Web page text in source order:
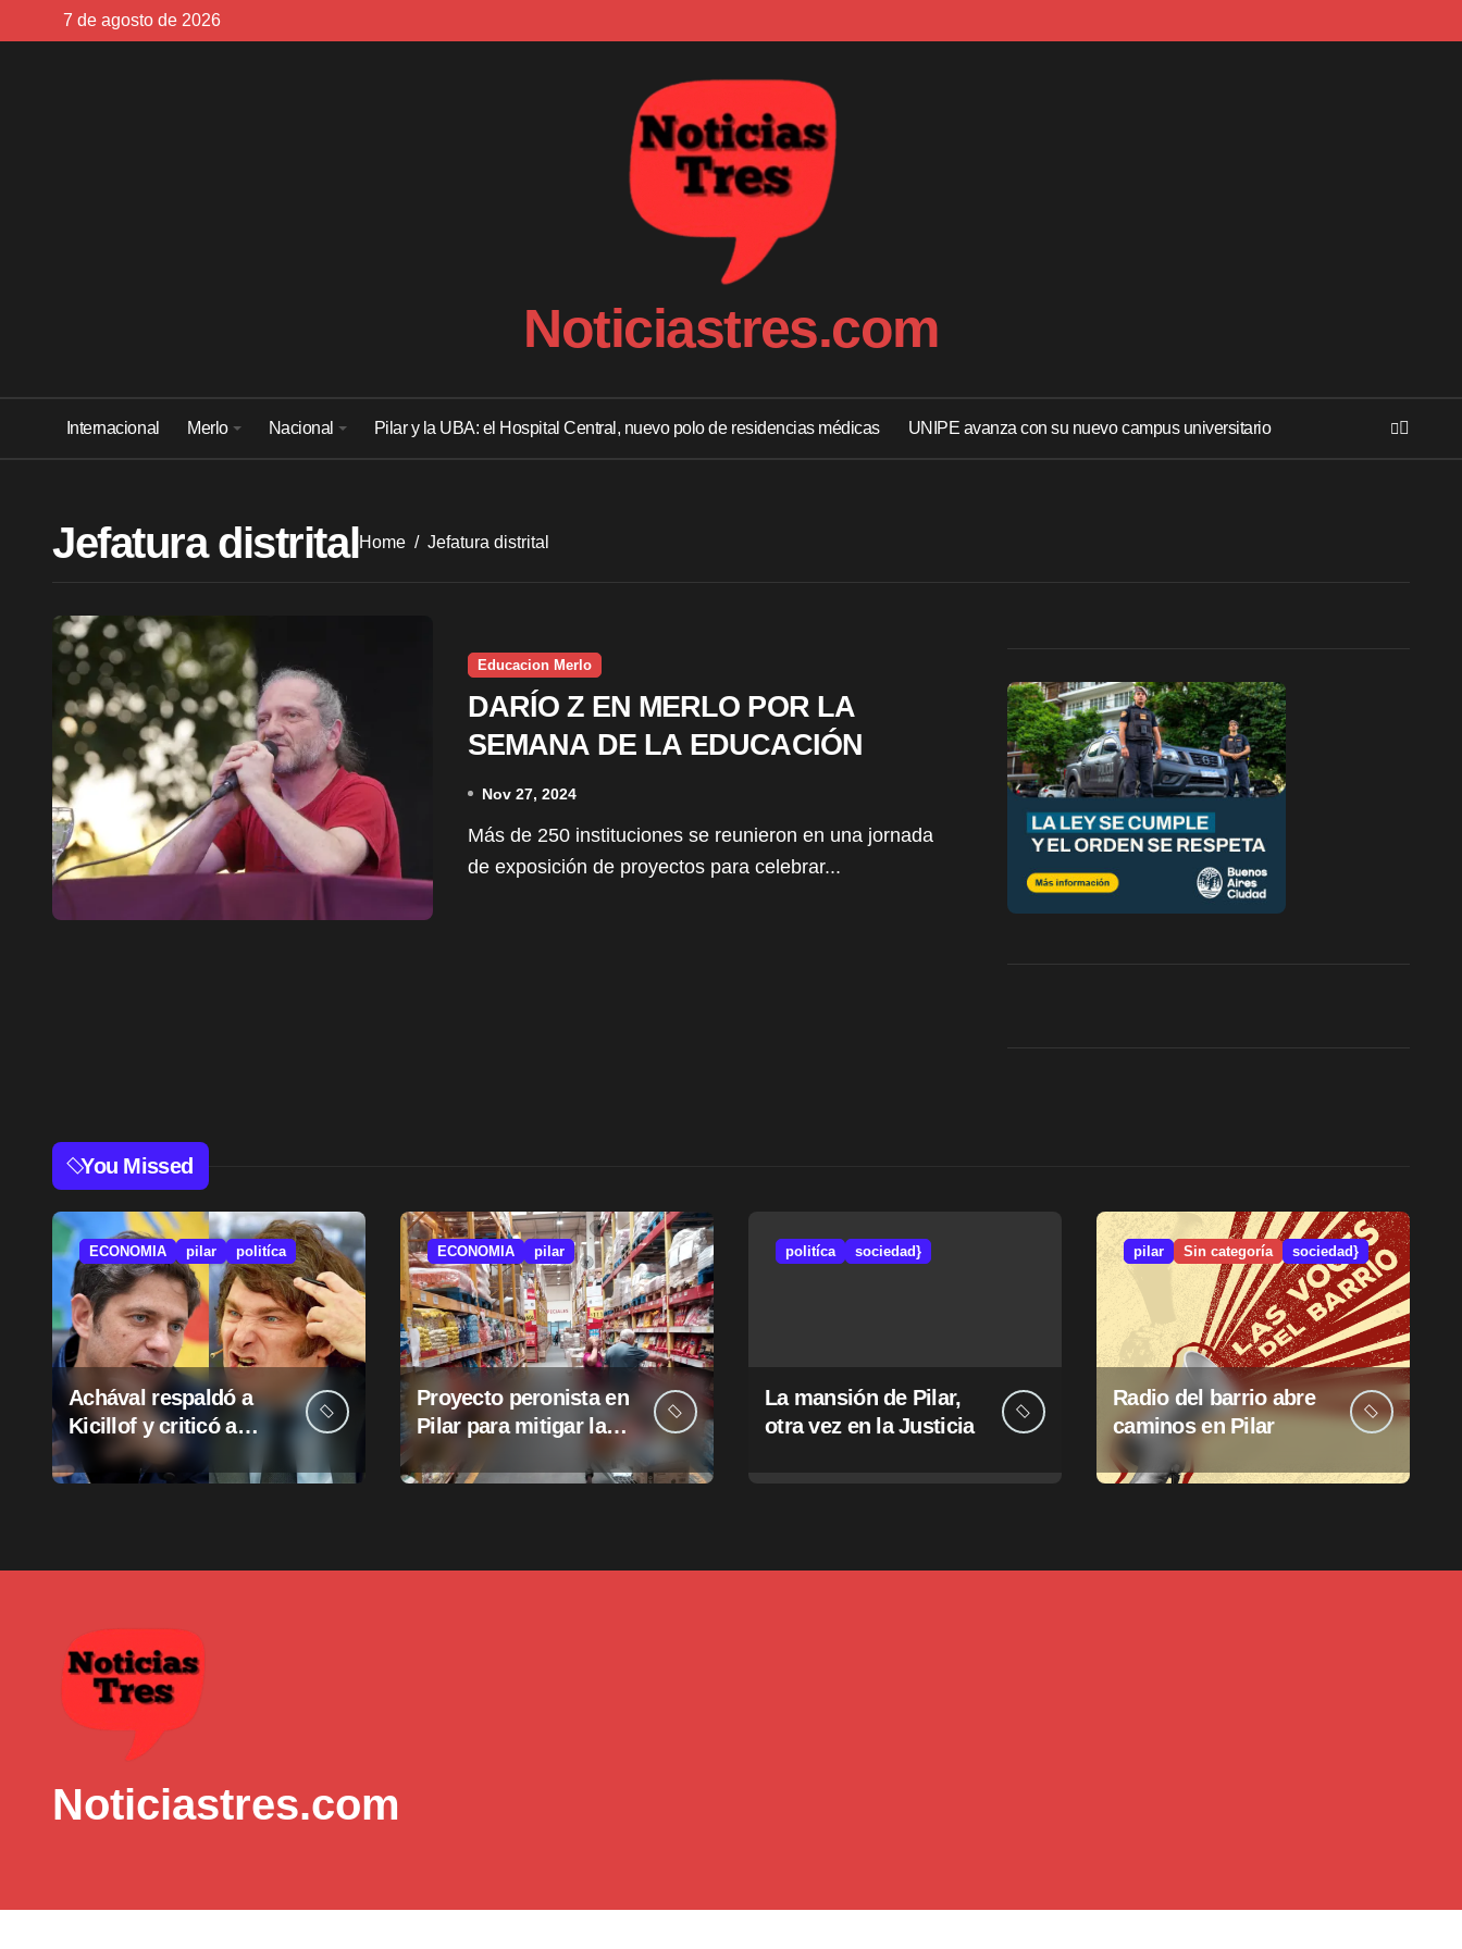
7 de agosto de 2026
Noticiastres.com
Internacional Merlo Nacional Pilar y la UBA: el Hospital Central, nuevo polo de residencias médicas UNIPE avanza con su nuevo campus universitario
Jefatura distritalHome Jefatura distrital
Educacion Merlo
DARÍO Z EN MERLO POR LA
SEMANA DE LA EDUCACIÓN
Nov 27, 2024
Más de 250 instituciones se reunieron en una jornada
de exposición de proyectos para celebrar...
You Missed
ECONOMIA pilar politíca
Achával respaldó a
Kicillof y criticó a
Milei
ECONOMIA pilar
Proyecto peronista en
Pilar para mitigar la
municipales
politíca sociedad}
La mansión de Pilar,
otra vez en la Justicia
pilar Sin categoría sociedad}
Radio del barrio abre
caminos en Pilar
Noticiastres.com